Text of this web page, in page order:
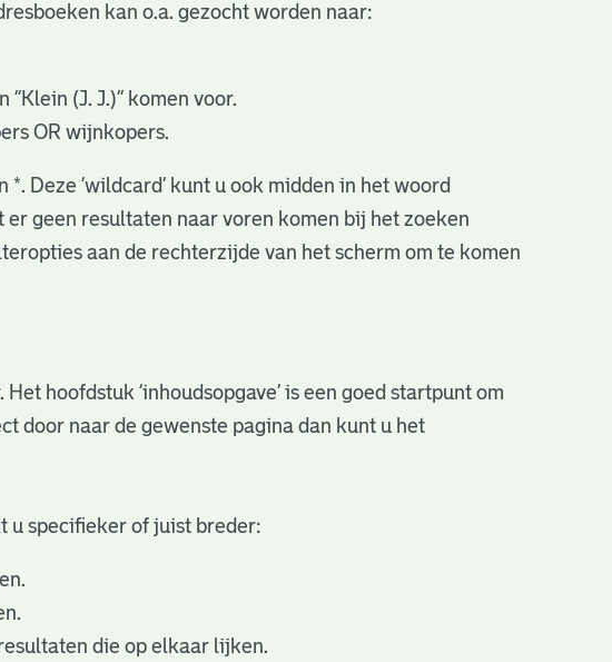
kan o.a. gezocht worden naar:
“Klein (J. J.)” komen voor.
OR wijnkopers.
Deze ‘wildcard’ kunt u ook midden in het woord
geen resultaten naar voren komen bij het zoeken
aan de rechterzijde van het scherm om te komen
hoofdstuk ‘inhoudsopgave’ is een goed startpunt om
door naar de gewenste pagina dan kunt u het
u specifieker of juist breder:
die op elkaar lijken.